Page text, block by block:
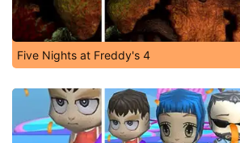
Five Nights at Freddy's 4